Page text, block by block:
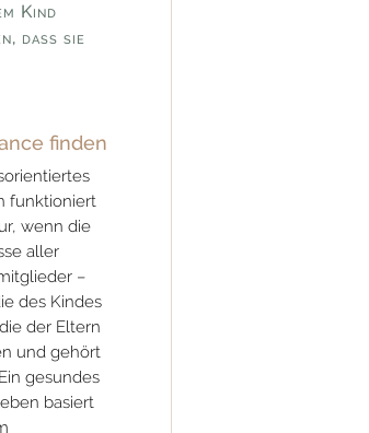
Kind
dass sie
finden
funktioniert
wenn die
aller
–
des Kindes
der Eltern
und gehört
gesundes
basiert